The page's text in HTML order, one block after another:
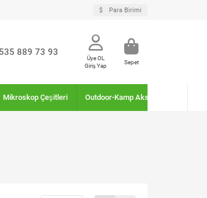
$ Para Birimi
889 73 93
Üye OL
Giriş Yap
Sepet
Mikroskop Çeşitleri Outdoor-Kamp Aksesuarları